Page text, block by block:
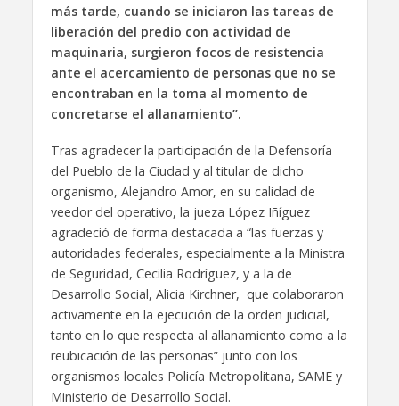
más tarde, cuando se iniciaron las tareas de
liberación del predio con actividad de
maquinaria, surgieron focos de resistencia
ante el acercamiento de personas que no se
encontraban en la toma al momento de
concretarse el allanamiento”.
Tras agradecer la participación de la Defensoría
del Pueblo de la Ciudad y al titular de dicho
organismo, Alejandro Amor, en su calidad de
veedor del operativo, la jueza López Iñíguez
agradeció de forma destacada a “las fuerzas y
autoridades federales, especialmente a la Ministra
de Seguridad, Cecilia Rodríguez, y a la de
Desarrollo Social, Alicia Kirchner, que colaboraron
activamente en la ejecución de la orden judicial,
tanto en lo que respecta al allanamiento como a la
reubicación de las personas” junto con los
organismos locales Policía Metropolitana, SAME y
Ministerio de Desarrollo Social.